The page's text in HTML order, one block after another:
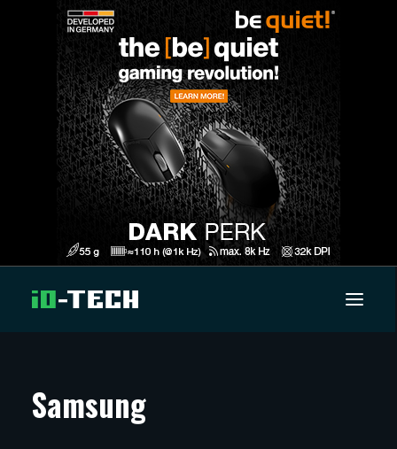
ARTIKKELIT
Samsung